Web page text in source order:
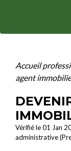
Accueil
agent
Vérifié le 01 Jan
administrative